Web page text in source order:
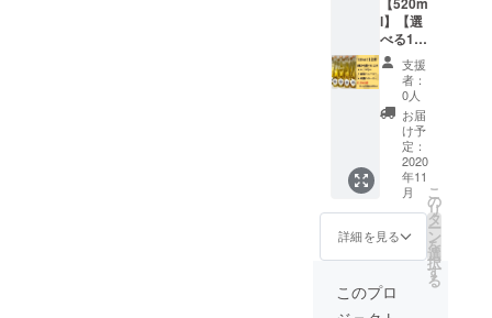
りが出
て、米
麹の旨
味が加
わりま
す。 保
存方
法：涼
しいと
ころで
保管し
てくだ
さい。
※1，2年
冷暗所
で寝か
せるこ
海道産
菩提樹
水：天
然水 酵
母：日
本酒の
酵母、
米麹 味
わい：
Honey
meeに
より味
りが出
て、米
味が加
わりま
な
ジュー
シーな
香り、
白ワイ
ンのよ
うな透
き通る
味に、
ウイス
キーを
思わせ
な香
り。
y mee
～米麹
水：天
然水 酵
母：日
本酒の
酵母 味
わい：
ライチ
やシャ
インマ
スカッ
トのよ
うな
シーな
香り、
ンのよ
うな透
＊・.*・
映える
こと間
違いな
し！！*
＊・.*・
想像以
上に金
箔の迫
力が…
520ml
は更に
金の量
ション
考欄に
それぞ
れの個
数の指
定をお
願い致
しま
す。】
スタン
ダード
菩提樹
Honey
mee〈3
75ml〉
mee〈3
75ml〉
l】【選
べる12
本】
【スタ
ンダー
ド＋金
箔＋米
麹】
【送料
込み】
【味比
べ】
【15％
オフ】
【お
得】
【※お手
支援
者：
0人
お届
け予
定：
2020
年11
月
詳細を見る
こ
の
リ
タ
ー
ン
を
選
択
す
る
このプロ